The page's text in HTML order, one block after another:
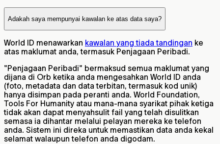
Adakah saya mempunyai kawalan ke atas data saya?
World ID menawarkan kawalan yang tiada tandingan ke
atas maklumat anda, termasuk Penjagaan Peribadi.
"Penjagaan Peribadi" bermaksud semua maklumat yang
dijana di Orb ketika anda mengesahkan World ID anda
(foto, metadata dan data terbitan, termasuk kod unik)
hanya disimpan pada peranti anda. World Foundation,
Tools For Humanity atau mana-mana syarikat pihak ketiga
tidak akan dapat menyahsulit fail yang telah disulitkan
semasa ia dihantar melalui pelayan mereka ke telefon
anda. Sistem ini direka untuk memastikan data anda kekal
selamat walaupun telefon anda digodam.